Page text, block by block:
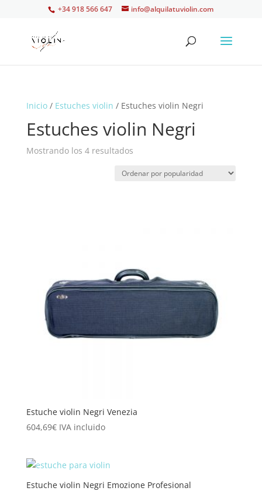
+34 918 566 647 info@alquilatuviolin.com
Inicio/ Estuches violin / Estuches violin Negri
Estuches violin Negri
Mostrando los 4 resultadosOrdenado
popularidad
Estuche violin Negri Venezia
604,69€ IVA incluido
Estuche violin Negri Emozione Profesional